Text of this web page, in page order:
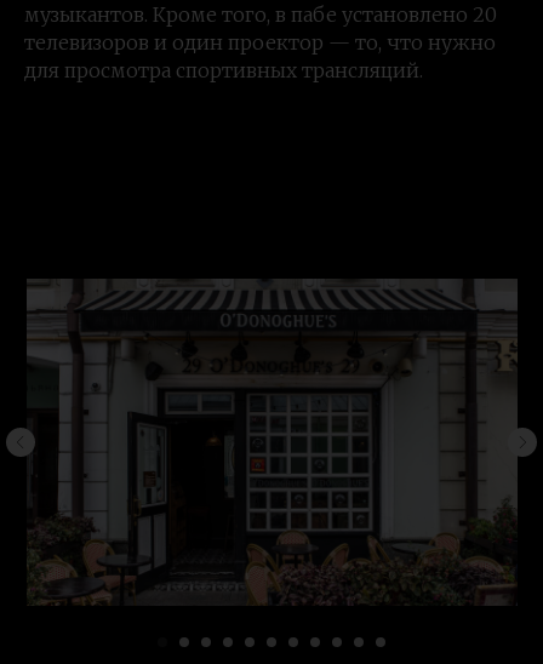
музыкантов. Кроме того, в пабе установлено 20
телевизоров и один проектор — то, что нужно
для просмотра спортивных трансляций.